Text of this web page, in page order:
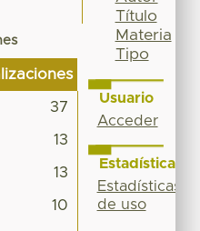
37
13
13
10
Título
Materia
Tipo
Usuario
Acceder
Estadísticas
Estadísticas
de uso